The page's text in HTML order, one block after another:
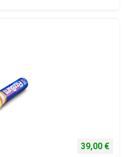
Izvorna
39,00 €